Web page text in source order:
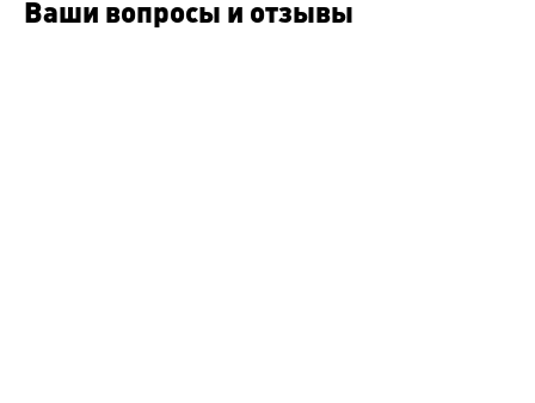
Ваши вопросы и отзывы